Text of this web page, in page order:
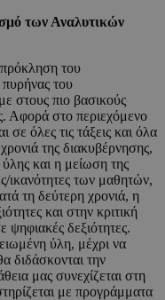
των Αναλυτικών
του
πυρήνας του
στους πιο βασικούς
Αφορά στο περιεχόμενο
όλες τις τάξεις και όλα
της διακυβέρνησης,
και η μείωση της
ικανότητες των μαθητών,
τη δεύτερη χρονιά, η
και στην κριτική
ψηφιακές δεξιότητες.
ύλη, μέχρι να
διδάσκονται την
μας συνεχίζεται στη
με προγράμματα